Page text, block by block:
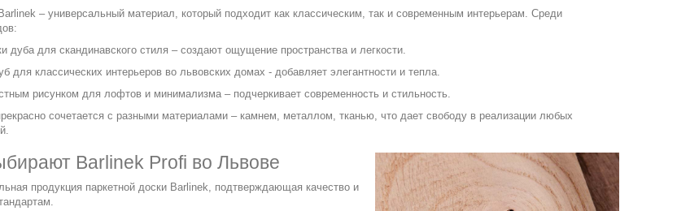
– универсальный материал, который подходит как классическим, так и современным интерьерам. Среди
дуба для скандинавского стиля – создают ощущение пространства и легкости.
для классических интерьеров во львовских домах - добавляет элегантности и тепла.
рисунком для лофтов и минимализма – подчеркивает современность и стильность.
сочетается с разными материалами – камнем, металлом, тканью, что дает свободу в реализации любых
Barlinek Profi во Львове
продукция паркетной доски Barlinek, подтверждающая качество и